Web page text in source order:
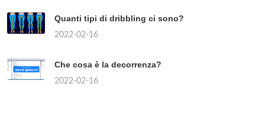
Quanti tipi di dribbling ci sono?
2022-02-16
Che cosa è la decorrenza?
2022-02-16